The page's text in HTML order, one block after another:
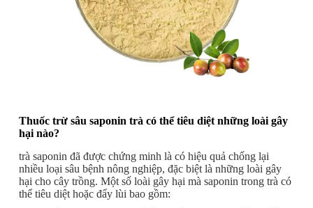
Thuốc trừ sâu saponin trà có thể tiêu diệt những loài gây
hại nào?
trà saponin đã được chứng minh là có hiệu quả chống lại
nhiều loại sâu bệnh nông nghiệp, đặc biệt là những loài gây
hại cho cây trồng. Một số loài gây hại mà saponin trong trà có
thể tiêu diệt hoặc đẩy lùi bao gồm: